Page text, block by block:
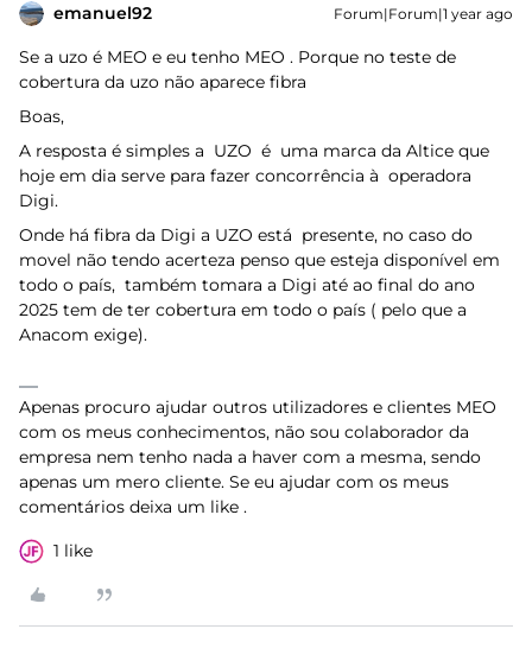
emanuel92 Forum|Forum|1 year ago
Se a uzo é MEO e eu tenho MEO . Porque no teste de
cobertura da uzo não aparece fibra
Boas,
A resposta é simples a UZO é uma marca da Altice que
hoje em dia serve para fazer concorrência à operadora
Digi.
Onde há fibra da Digi a UZO está presente, no caso do
movel não tendo acerteza penso que esteja disponível em
todo o país, também tomara a Digi até ao final do ano
2025 tem de ter cobertura em todo o país ( pelo que a
Anacom exige).
Apenas procuro ajudar outros utilizadores e clientes MEO
com os meus conhecimentos, não sou colaborador da
empresa nem tenho nada a haver com a mesma, sendo
apenas um mero cliente. Se eu ajudar com os meus
comentários deixa um like .
1 like